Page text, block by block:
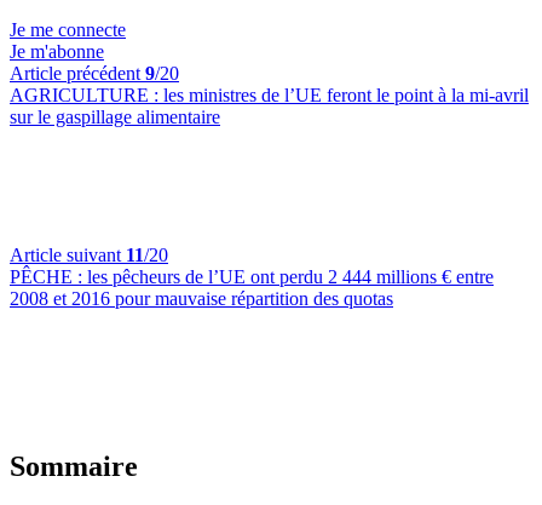
Je me connecte
Je m'abonne
Article précédent 9/20
AGRICULTURE : les ministres de l’UE feront le point à la mi-avril
sur le gaspillage alimentaire
Article suivant 11/20
PÊCHE : les pêcheurs de l’UE ont perdu 2 444 millions € entre
2008 et 2016 pour mauvaise répartition des quotas
Sommaire